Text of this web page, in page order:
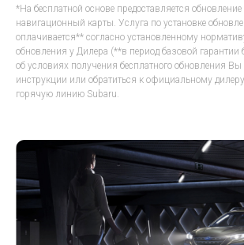
*На бесплатной основе предоставляется
навигационный карты. Услуга по установке
оплачивается** согласно установленному
обновления у Дилера (**в период базовой гарантии
об условиях получения бесплатного обновления Вы
инструкции или обратиться к официальному
горячую линию Subaru.